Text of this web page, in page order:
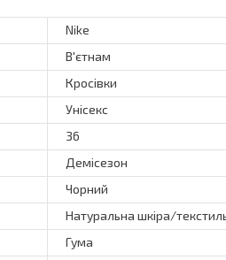
Nike
В'єтнам
Кросівки
Унісекс
36
Демісезон
Чорний
Натуральна шкіра/
Гума